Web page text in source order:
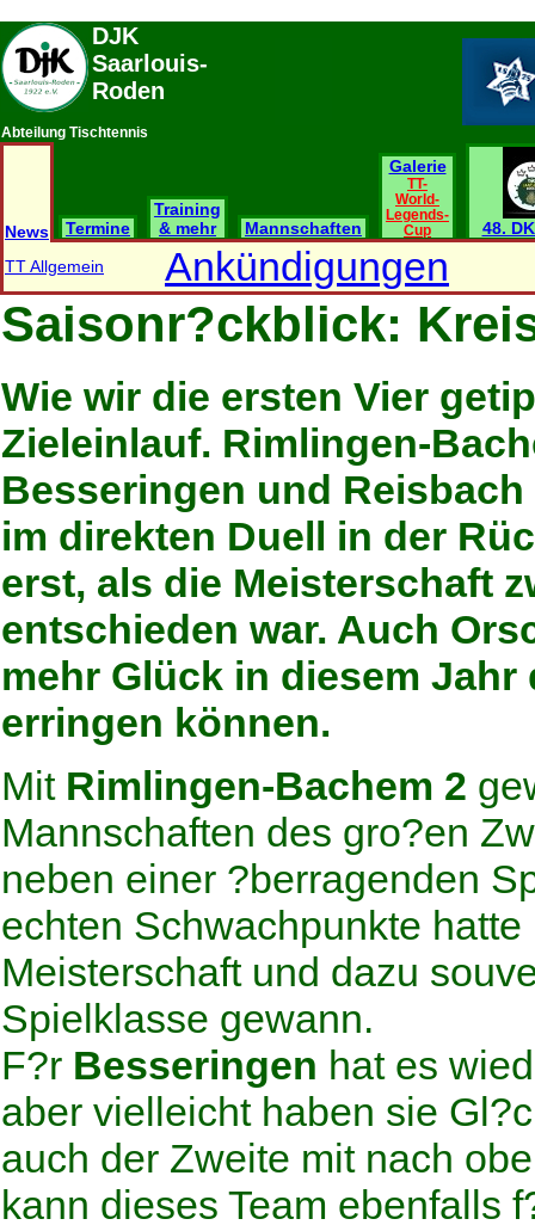
DJK
Saarlouis-
Roden
Abteilung Tischtennis
News Termine
Training
& mehr
Mannschaften
Galerie
TT-
World-
Legends-
Cup
48.
TT Allgemein
Ankündigungen
Saisonr?ckblick:
Wie wir die ersten Vier
Zieleinlauf. Rimlingen-
Besseringen und
im direkten Duell in der
erst, als die Meisterschaft
entschieden war. Auch
mehr Glück in diesem
erringen können.
Mit Rimlingen-Bachem 2
Mannschaften des gro?en
neben einer ?berragenden
echten Schwachpunkte
Meisterschaft und dazu
Spielklasse gewann.
F?r Besseringen hat es
aber vielleicht haben sie
auch der Zweite mit nach
kann dieses Team ebenfalls